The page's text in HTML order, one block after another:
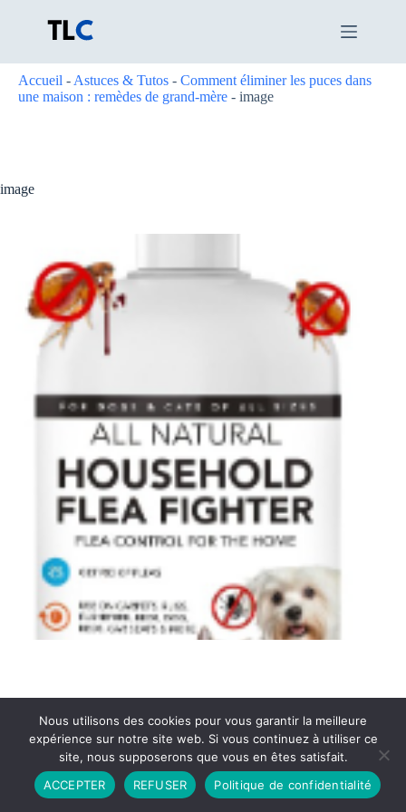
Accueil - Astuces & Tutos - Comment éliminer les puces dans
une maison : remèdes de grand-mère - image
image
Partenariat Contact
Politique de Confidentialité
CGU
Copyright © 2026 - Propulsé par DIEUDUDIABLE
Nous utilisons des cookies pour vous garantir la meilleure
expérience sur notre site web. Si vous continuez à utiliser ce
site, nous supposerons que vous en êtes satisfait.
ACCEPTER
REFUSER Politique de confidentialité